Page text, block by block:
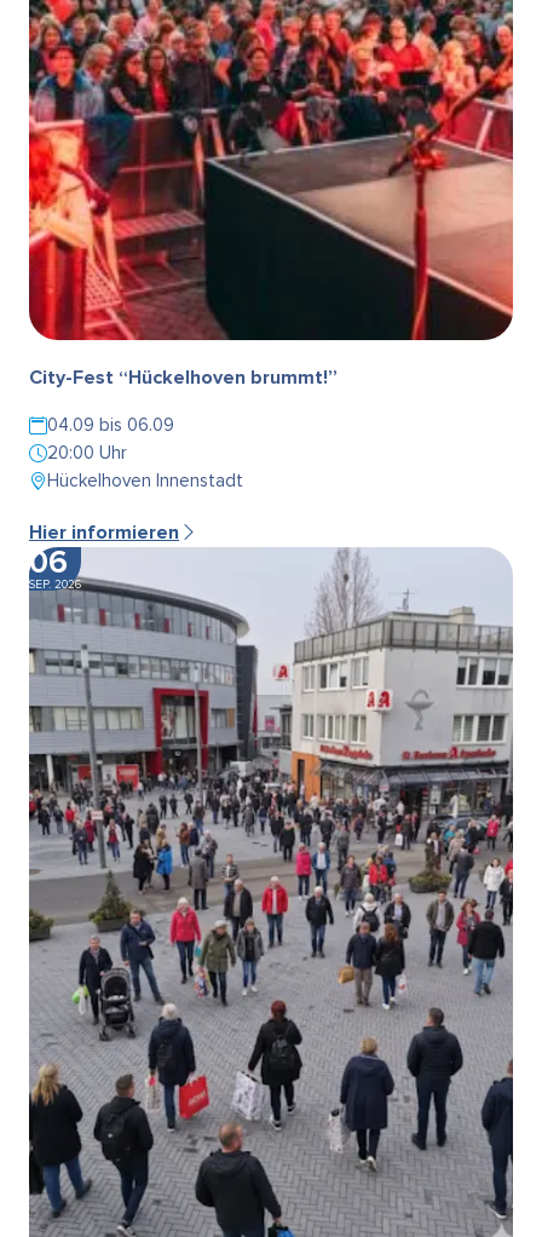
City-Fest “Hückelhoven brummt!”
04.09 bis 06.09
20:00 Uhr
Hückelhoven Innenstadt
Hier informieren
06
SEP. 2026